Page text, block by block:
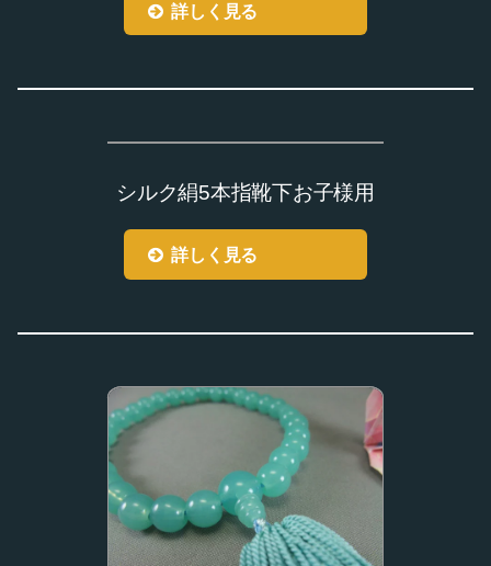
詳しく見る
シルク絹5本指靴下お子様用
詳しく見る